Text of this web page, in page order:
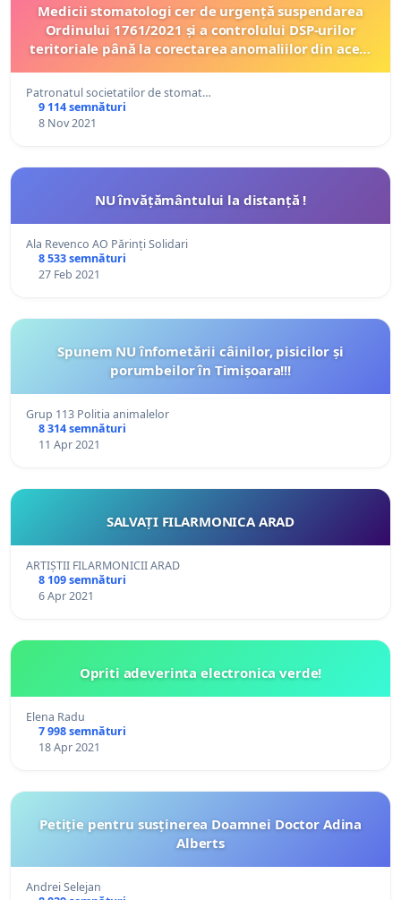
Medicii stomatologi cer de urgență suspendarea
Ordinului 1761/2021 și a controlului DSP-urilor
teritoriale până la corectarea anomaliilor din acest
Patronatul societatilor de stomat…
9 114 semnături
8 Nov 2021
NU învățământului la distanță !
Ala Revenco AO Părinți Solidari
8 533 semnături
27 Feb 2021
Spunem NU înfometării câinilor, pisicilor și
porumbeilor în Timișoara!!!
Grup 113 Politia animalelor
8 314 semnături
11 Apr 2021
SALVAȚI FILARMONICA ARAD
ARTIȘTII FILARMONICII ARAD
8 109 semnături
6 Apr 2021
Opriti adeverinta electronica verde!
Elena Radu
7 998 semnături
18 Apr 2021
Petiție pentru susținerea Doamnei Doctor Adina
Alberts
Andrei Selejan